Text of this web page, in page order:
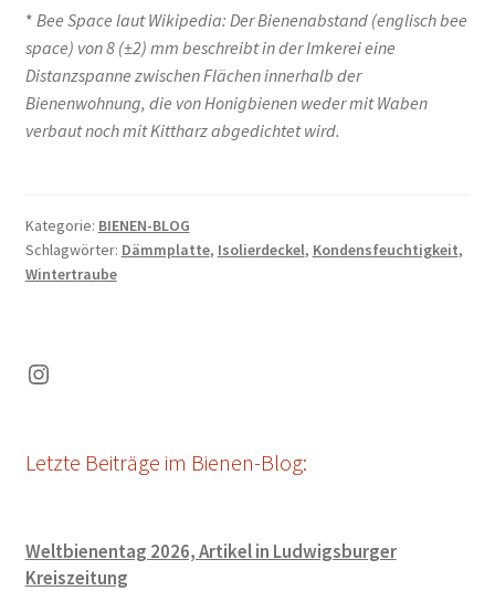
c
k
e
l
* Bee Space laut Wikipedia: Der Bienenabstand (englisch bee
space) von 8 (±2) mm beschreibt in der Imkerei eine
Distanzspanne zwischen Flächen innerhalb der
Bienenwohnung, die von Honigbienen weder mit Waben
verbaut noch mit Kittharz abgedichtet wird.
Kategorie: BIENEN-BLOG
Schlagwörter: Dämmplatte, Isolierdeckel, Kondensfeuchtigkeit,
Wintertraube
Instagram
Letzte Beiträge im Bienen-Blog:
Weltbienentag 2026, Artikel in Ludwigsburger
Kreiszeitung